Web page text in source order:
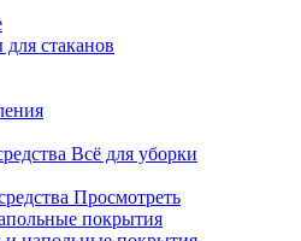
стаканов
Всё для уборки
Просмотреть
покрытия